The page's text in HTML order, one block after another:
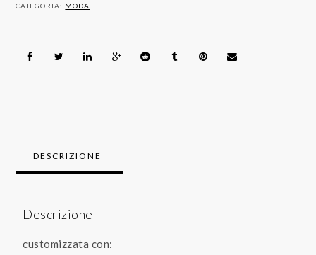
CATEGORIA: MODA
DESCRIZIONE
Descrizione
customizzata con: